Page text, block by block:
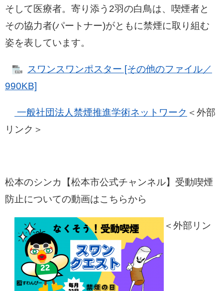
そして医療者。寄り添う2羽の白鳥は、喫煙者と
その協力者(パートナー)がともに禁煙に取り組む
姿を表しています。
スワンスワンポスター [その他のファイル／
990KB]
一般社団法人禁煙推進学術ネットワーク ＜外部
リンク＞
松本のシンカ【松本市公式チャンネル】受動喫煙
防止についての動画はこちらから
＜外部リン